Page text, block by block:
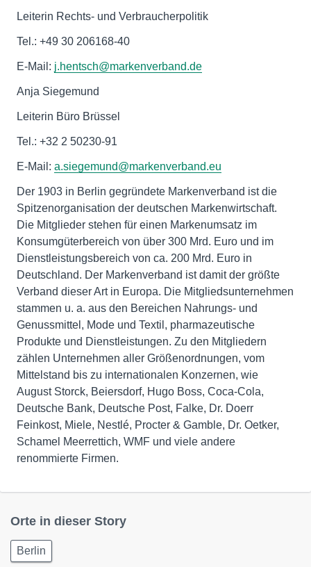
Leiterin Rechts- und Verbraucherpolitik
Tel.: +49 30 206168-40
E-Mail: j.hentsch@markenverband.de
Anja Siegemund
Leiterin Büro Brüssel
Tel.: +32 2 50230-91
E-Mail: a.siegemund@markenverband.eu
Der 1903 in Berlin gegründete Markenverband ist die
Spitzenorganisation der deutschen Markenwirtschaft.
Die Mitglieder stehen für einen Markenumsatz im
Konsumgüterbereich von über 300 Mrd. Euro und im
Dienstleistungsbereich von ca. 200 Mrd. Euro in
Deutschland. Der Markenverband ist damit der größte
Verband dieser Art in Europa. Die Mitgliedsunternehmen
stammen u. a. aus den Bereichen Nahrungs- und
Genussmittel, Mode und Textil, pharmazeutische
Produkte und Dienstleistungen. Zu den Mitgliedern
zählen Unternehmen aller Größenordnungen, vom
Mittelstand bis zu internationalen Konzernen, wie
August Storck, Beiersdorf, Hugo Boss, Coca-Cola,
Deutsche Bank, Deutsche Post, Falke, Dr. Doerr
Feinkost, Miele, Nestlé, Procter & Gamble, Dr. Oetker,
Schamel Meerrettich, WMF und viele andere
renommierte Firmen.
Orte in dieser Story
Berlin